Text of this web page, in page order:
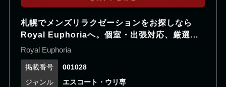
札幌でメンズリラクゼーションをお探しなら
Royal Euphoriaへ。個室・出張対応、厳選セ
ラピストが在籍。
Royal Euphoria
001028
エスコート・ウリ専